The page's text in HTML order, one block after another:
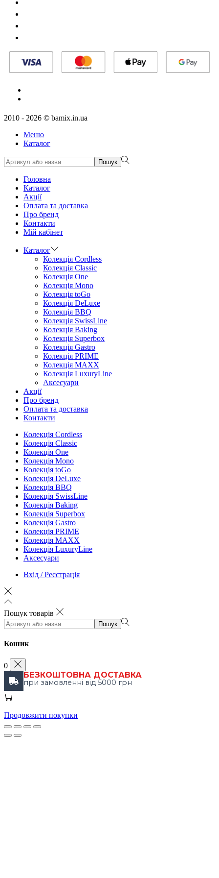
2010 - 2026 © bamix.in.ua
Меню
Каталог
Пошук
Головна
Каталог
Aкції
Оплата та доставка
Про бренд
Контакти
Мій кабінет
Каталог
Колекція Cordless
Колекція Classic
Колекція One
Колекція Mono
Колекція toGo
Колекція DeLuxe
Колекція BBQ
Колекція SwissLine
Колекція Baking
Колекція Superbox
Колекція Gastro
Колекція PRIME
Колекція MAXX
Колекція LuxuryLine
Аксесуари
Aкції
Про бренд
Оплата та доставка
Контакти
Колекція Cordless
Колекція Classic
Колекція One
Колекція Mono
Колекція toGo
Колекція DeLuxe
Колекція BBQ
Колекція SwissLine
Колекція Baking
Колекція Superbox
Колекція Gastro
Колекція PRIME
Колекція MAXX
Колекція LuxuryLine
Аксесуари
Вхід / Реєстрація
Пошук товарів
Пошук
Кошик
0
БЕЗКОШТОВНА ДОСТАВКА
при замовленні від 5000 грн
Продовжити покупки